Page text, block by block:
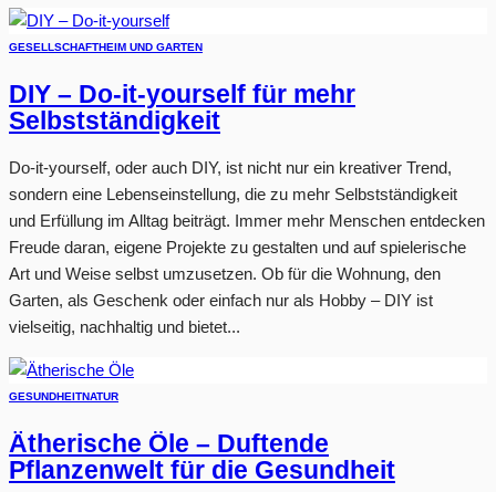
GESELLSCHAFTHEIM UND GARTEN
DIY – Do-it-yourself für mehr
Selbstständigkeit
Do-it-yourself, oder auch DIY, ist nicht nur ein kreativer Trend,
sondern eine Lebenseinstellung, die zu mehr Selbstständigkeit
und Erfüllung im Alltag beiträgt. Immer mehr Menschen entdecken
Freude daran, eigene Projekte zu gestalten und auf spielerische
Art und Weise selbst umzusetzen. Ob für die Wohnung, den
Garten, als Geschenk oder einfach nur als Hobby – DIY ist
vielseitig, nachhaltig und bietet...
GESUNDHEITNATUR
Ätherische Öle – Duftende
Pflanzenwelt für die Gesundheit